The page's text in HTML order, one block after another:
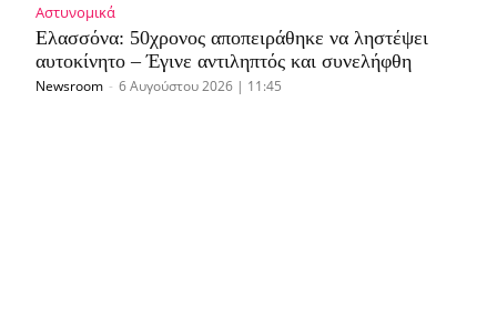
Αστυνομικά
Ελασσόνα: 50χρονος αποπειράθηκε να ληστέψει
αυτοκίνητο – Έγινε αντιληπτός και συνελήφθη
Newsroom - 6 Αυγούστου 2026 | 11:45